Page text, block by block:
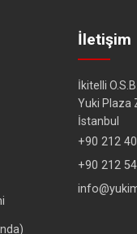
İletişim
İkitelli
Yuki Plaza
İstanbul
+90 212
+90 212